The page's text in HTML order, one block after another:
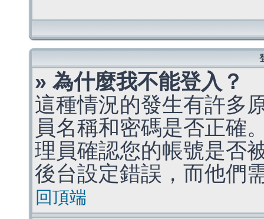
» 為什麼我不能登入？
這種情況的發生有許多
員名稱和密碼是否正確
理員確認您的帳號是否
後台設定錯誤，而他們
回頂端